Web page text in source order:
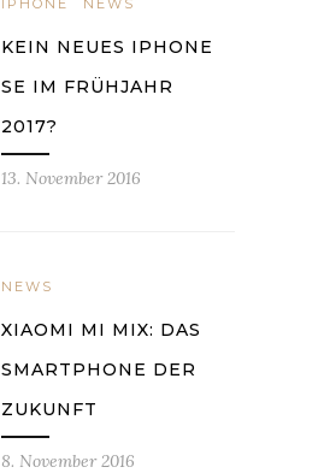
IPHONE NEWS
KEIN NEUES IPHONE
SE IM FRÜHJAHR
2017?
13. November 2016
NEWS
XIAOMI MI MIX: DAS
SMARTPHONE DER
ZUKUNFT
8. November 2016